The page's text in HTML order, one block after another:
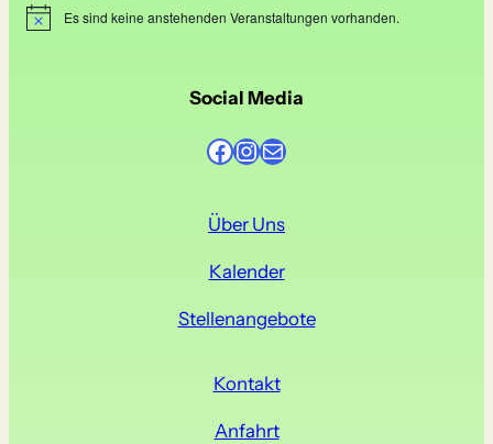
H
Es sind keine anstehenden Veranstaltungen vorhanden.
Social Media
Facebook InstagramE-Mail
Über Uns
Kalender
Stellenangebote
Kontakt
Anfahrt